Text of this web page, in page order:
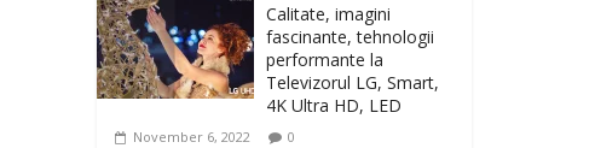
Calitate, imagini
fascinante, tehnologii
performante la
Televizorul LG, Smart,
4K Ultra HD, LED
November 6, 2022 0